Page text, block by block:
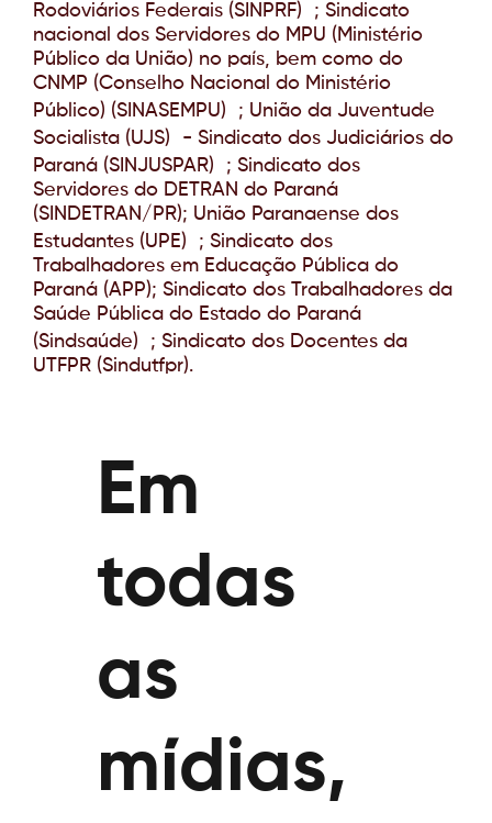
Rodoviários Federais (SINPRF) ; Sindicato
nacional dos Servidores do MPU (Ministério
Público da União) no país, bem como do
CNMP (Conselho Nacional do Ministério
Público) (SINASEMPU) ; União da Juventude
Socialista (UJS) - Sindicato dos Judiciários do
Paraná (SINJUSPAR) ; Sindicato dos
Servidores do DETRAN do Paraná
(SINDETRAN/PR); União Paranaense dos
Estudantes (UPE) ; Sindicato dos
Trabalhadores em Educação Pública do
Paraná (APP); Sindicato dos Trabalhadores da
Saúde Pública do Estado do Paraná
(Sindsaúde) ; Sindicato dos Docentes da
UTFPR (Sindutfpr).
Em
todas
as
mídias,